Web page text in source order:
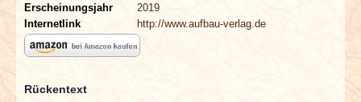
Erscheinungsjahr
2019
Internetlink
http://www.aufbau-verlag.de
Rückentext